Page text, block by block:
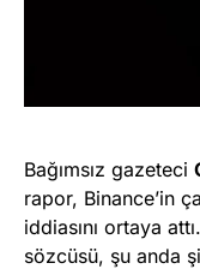
Bağımsız gazeteci
rapor, Binance’in
iddiasını ortaya
sözcüsü, şu anda